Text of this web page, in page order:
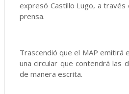
expresó Castillo Lugo, a través
prensa.
Trascendió que el MAP emitirá
una circular que contendrá las
de manera escrita.